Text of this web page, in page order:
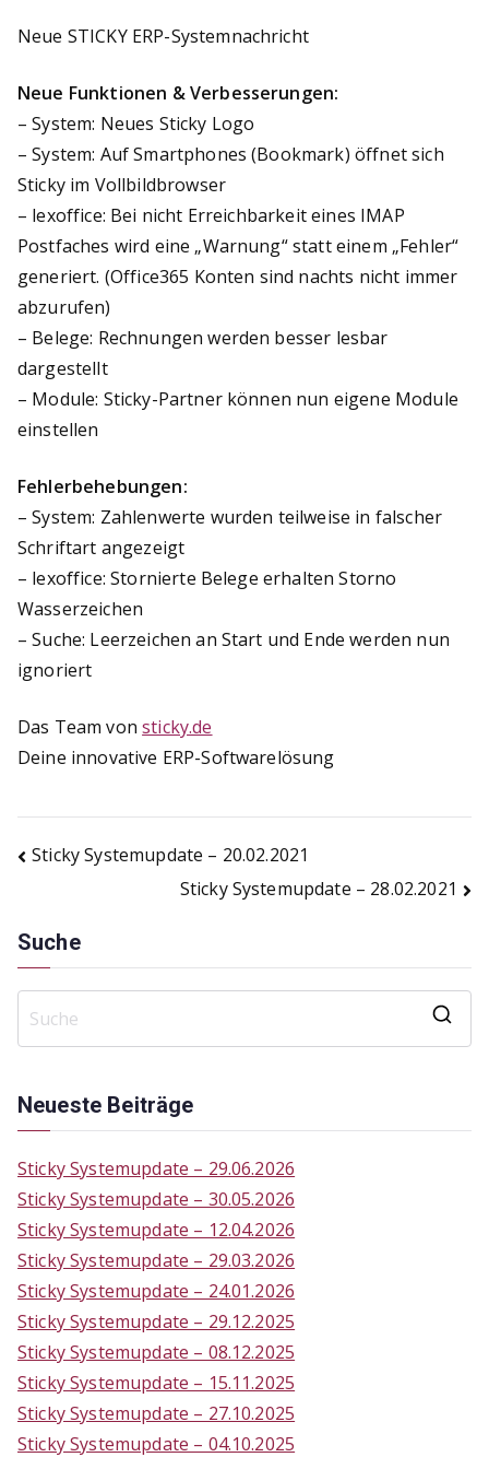
Neue STICKY ERP-Systemnachricht
Neue Funktionen & Verbesserungen:
– System: Neues Sticky Logo
– System: Auf Smartphones (Bookmark) öffnet sich
Sticky im Vollbildbrowser
– lexoffice: Bei nicht Erreichbarkeit eines IMAP
Postfaches wird eine „Warnung“ statt einem „Fehler“
generiert. (Office365 Konten sind nachts nicht immer
abzurufen)
– Belege: Rechnungen werden besser lesbar
dargestellt
– Module: Sticky-Partner können nun eigene Module
einstellen
Fehlerbehebungen:
– System: Zahlenwerte wurden teilweise in falscher
Schriftart angezeigt
– lexoffice: Stornierte Belege erhalten Storno
Wasserzeichen
– Suche: Leerzeichen an Start und Ende werden nun
ignoriert
Das Team vonsticky.de
Deine innovative ERP-Softwarelösung
Beitragsnavigation
Sticky Systemupdate – 20.02.2021
Sticky Systemupdate – 28.02.2021
Suche
Neueste Beiträge
Sticky Systemupdate – 29.06.2026
Sticky Systemupdate – 30.05.2026
Sticky Systemupdate – 12.04.2026
Sticky Systemupdate – 29.03.2026
Sticky Systemupdate – 24.01.2026
Sticky Systemupdate – 29.12.2025
Sticky Systemupdate – 08.12.2025
Sticky Systemupdate – 15.11.2025
Sticky Systemupdate – 27.10.2025
Sticky Systemupdate – 04.10.2025